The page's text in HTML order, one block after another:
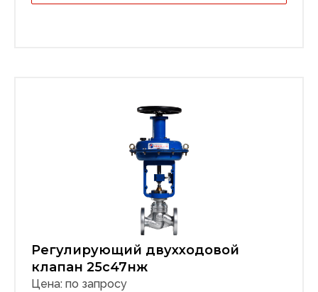
Регулирующий двухходовой
клапан 25с47нж
Цена: по запросу